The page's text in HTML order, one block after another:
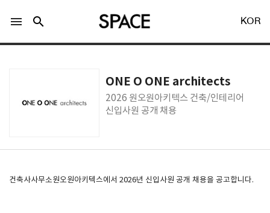
Facebook 로그인
menu search KOR
ONE O ONE architects
2026 원오원아키텍스 건축/인테리어
신입사원 공개 채용
건축사사무소원오원아키텍스에서 2026년 신입사원 공개 채용을 공고합니다.